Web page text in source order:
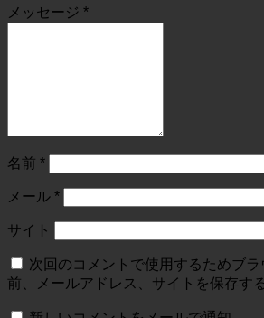
メッセージ *
名前 *
メール *
サイト
次回のコメントで使用するためブラ
前、メールアドレス、サイトを保存する